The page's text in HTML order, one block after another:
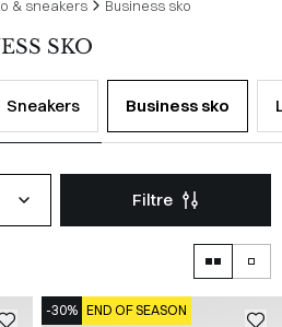
& sneakers Business sko
SKO
Sneakers Business sko
Filtre
-30% END OF SEASON